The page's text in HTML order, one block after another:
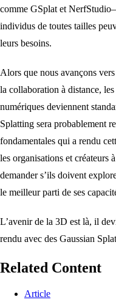
comme GSplat et
individus de toutes tailles
leurs besoins.
Alors que nous avançons
la collaboration à distance,
numériques deviennent
Splatting sera probablement
fondamentales qui a rendu
les organisations et créateurs
demander s’ils doivent
le meilleur parti de ses
L’avenir de la 3D est là, il
rendu avec des Gaussian
Related Content
Article